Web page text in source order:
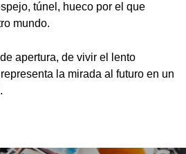
túnel, hueco por el que
mundo.
apertura, de vivir el lento
la mirada al futuro en un